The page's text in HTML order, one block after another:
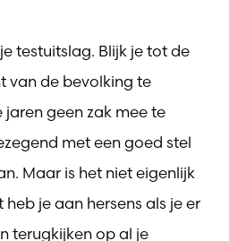
testuitslag. Blijk je tot de
van de bevolking te
jaren geen zak mee te
met een goed stel
Maar is het niet eigenlijk
je aan hersens als je er
terugkijken op al je